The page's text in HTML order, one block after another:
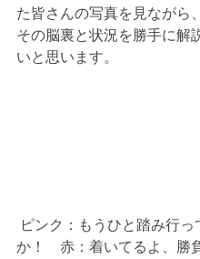
た皆さんの写真を見ながら、
その脳裏と状況を勝手に解
いと思います。
か！　赤：着いてるよ、勝